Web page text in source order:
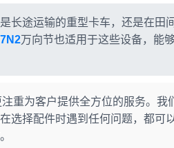
长途运输的重型卡车，还是在田
万向节也适用于这些设备，能
重为客户提供全方位的服务。我
选择配件时遇到任何问题，都可